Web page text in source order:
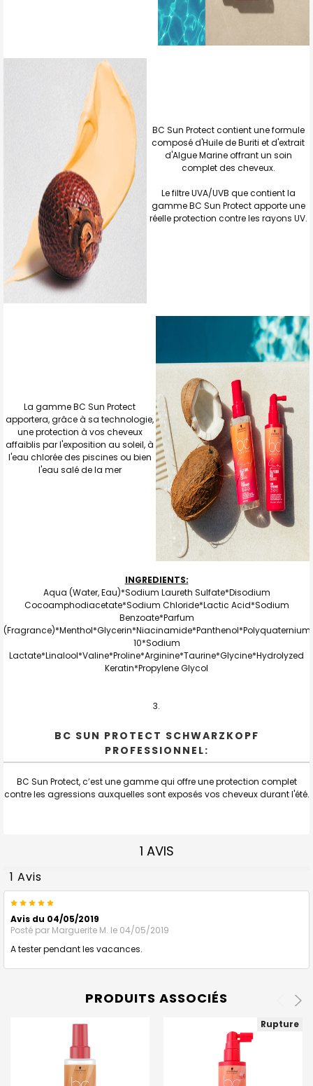
BC Sun Protect contient une formule
composé d'Huile de Buriti et d'extrait
d'Algue Marine offrant un soin
complet des cheveux.
Le filtre UVA/UVB que contient la
gamme BC Sun Protect apporte une
réelle protection contre les rayons UV.
La gamme BC Sun Protect
apportera, grâce à sa technologie,
une protection à vos cheveux
affaiblis par l'exposition au soleil, à
l'eau chlorée des piscines ou bien
l'eau salé de la mer
INGREDIENTS:
Aqua (Water, Eau)*Sodium Laureth Sulfate*Disodium
Cocoamphodiacetate*Sodium Chloride*Lactic Acid*Sodium
Benzoate*Parfum
10*Sodium
Lactate*Linalool*Valine*Proline*Arginine*Taurine*Glycine*Hydrolyzed
Keratin*Propylene Glycol
BC SUN PROTECT SCHWARZKOPF
PROFESSIONNEL:
BC Sun Protect, c’est une gamme qui offre une protection complet
contre les agressions auxquelles sont exposés vos cheveux durant l'été.
1 AVIS
1 Avis
5
Avis du 04/05/2019
Posté par Marguerite M. le 04/05/2019
A tester pendant les vacances.
PRODUITS ASSOCIÉS
Rupture